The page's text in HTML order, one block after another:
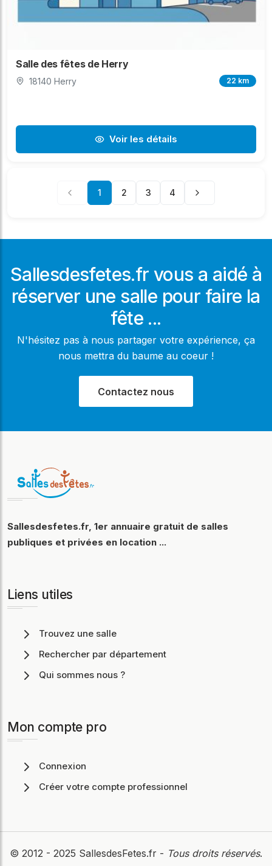
Salle des fêtes de Herry
18140 Herry 22 km
Voir les détails
1 2 3 4
Sallesdesfetes.fr vous a aidé à
réserver une salle pour faire la
fête ...
N'hésitez pas à nous partager votre expérience, ça
nous mettra du baume au coeur !
Contactez nous
Sallesdesfetes.fr, 1er annuaire gratuit de salles
publiques et privées en location ...
Liens utiles
Trouvez une salle
Rechercher par département
Qui sommes nous ?
Mon compte pro
Connexion
Créer votre compte professionnel
© 2012 - 2025 SallesdesFetes.fr - Tous droits réservés.